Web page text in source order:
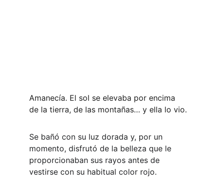
Amanecía. El sol se elevaba por encima
de la tierra, de las montañas… y ella lo vio.
Se bañó con su luz dorada y, por un
momento, disfrutó de la belleza que le
proporcionaban sus rayos antes de
vestirse con su habitual color rojo.